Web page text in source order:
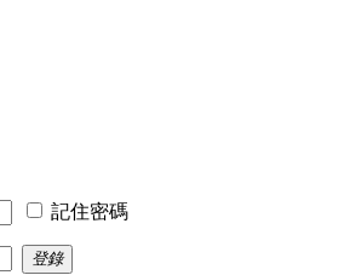
記住密碼
登錄